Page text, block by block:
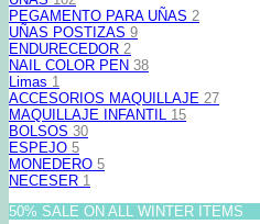
PEGAMENTO PARA UÑAS 2
UÑAS POSTIZAS 9
ENDURECEDOR 2
NAIL COLOR PEN 38
Limas 1
ACCESORIOS MAQUILLAJE 27
MAQUILLAJE INFANTIL 15
BOLSOS 30
ESPEJO 5
MONEDERO 5
NECESER 1
50% SALE ON ALL WINTER ITEMS